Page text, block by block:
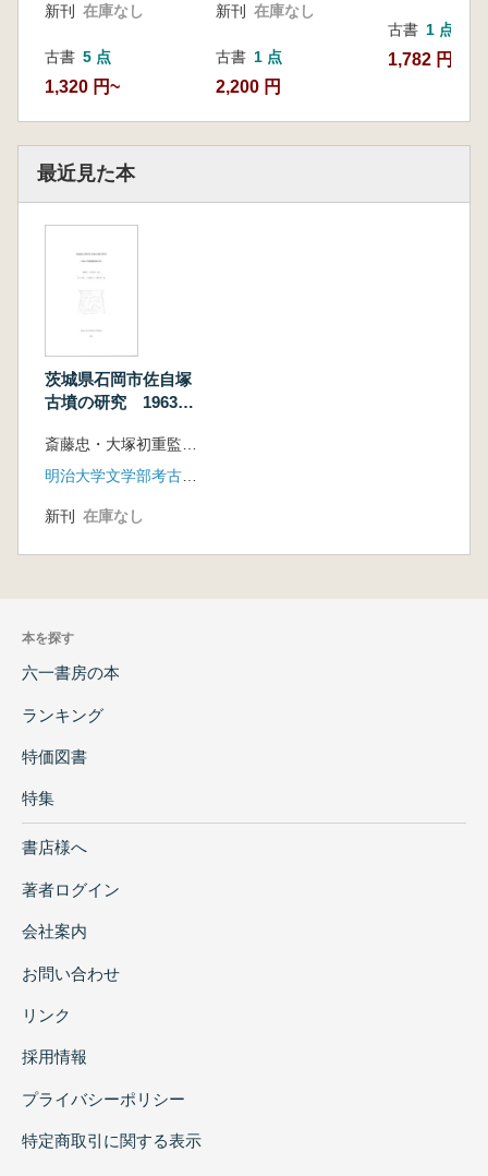
新刊 在庫なし
古書 5 点
1,320 円~
新刊 在庫なし
古書 1 点
2,200 円
古書 1 点
1,782 円
最近見た本
茨城県石岡市佐自塚
古墳の研究 1963年
斎藤忠・大塚初重監修 佐々木憲一・古屋紀之・大熊久貴 編
明治大学文学部考古学研究室
新刊 在庫なし
本を探す
六一書房の本
ランキング
特価図書
特集
書店様へ
著者ログイン
会社案内
お問い合わせ
リンク
採用情報
プライバシーポリシー
特定商取引に関する表示